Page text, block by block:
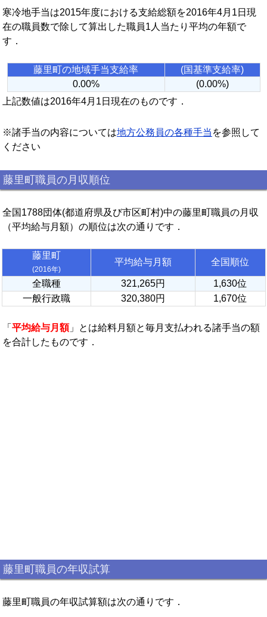
寒冷地手当は2015年度における支給総額を2016年4月1日現
在の職員数で除して算出した職員1人当たり平均の年額で
す．
藤里町の地域手当支給率
(国基準支給率)
0.00%
(0.00%)
上記数値は2016年4月1日現在のものです．
※諸手当の内容については地方公務員の各種手当 を参照して
ください
藤里町職員の月収順位
全国1788団体(都道府県及び市区町村)中の藤里町職員の月収
（平均給与月額）の順位は次の通りです．
藤里町
(2016年)
平均給与月額 全国順位
全職種 321,265円
1,630位
一般行政職
320,380円 1,670位
「 平均給与月額」とは給料月額と毎月支払われる諸手当の額
を合計したものです．
藤里町職員の年収試算
藤里町職員の年収試算額は次の通りです．